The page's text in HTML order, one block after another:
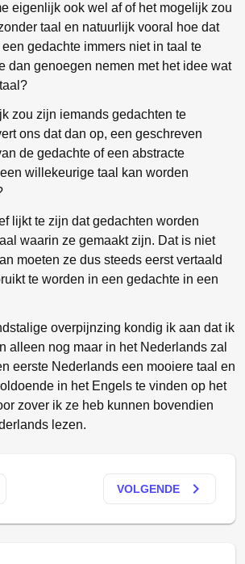
eigenlijk ook wel af of het mogelijk zou
taal en natuurlijk vooral hoe dat
gedachte immers niet in taal te
dan genoegen nemen met het idee wat
zou zijn iemands gedachten te
ons dat dan op, een geschreven
de gedachte of een abstracte
willekeurige taal kan worden
lijkt te zijn dat gedachten worden
waarin ze gemaakt zijn. Dat is niet
moeten ze dus steeds eerst vertaald
te worden in een gedachte in een
overpijnzing kondig ik aan dat ik
alleen nog maar in het Nederlands zal
eerste Nederlands een mooiere taal en
in het Engels te vinden op het
zover ik ze heb kunnen bovendien
lezen.
VOLGENDE keyboard_arrow_right